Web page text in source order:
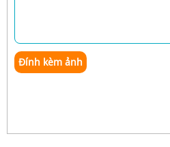
Đính kèm ảnh